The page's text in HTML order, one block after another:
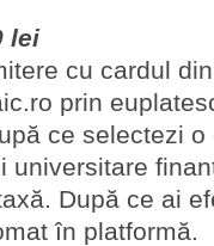
lei
cu cardul
prin
ce selectezi
universitare
După ce ai
în platformă.